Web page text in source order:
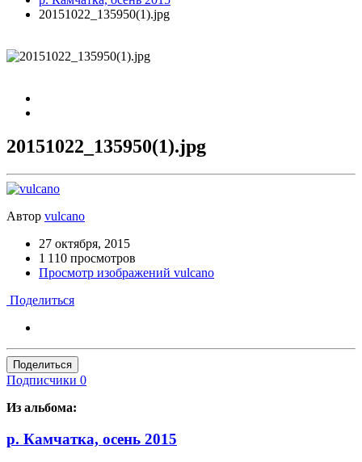
20151022_135950(1).jpg
20151022_135950(1).jpg
Автор vulcano
27 октября, 2015
1 110 просмотров
Просмотр изображений vulcano
Поделиться
Поделиться
Подписчики 0
Из альбома:
р. Камчатка, осень 2015